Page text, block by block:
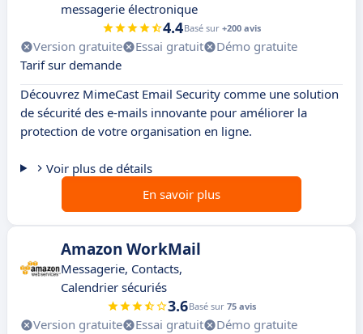
messagerie électronique
4.4Basé sur +200 avis
Version gratuite Essai gratuit
Démo gratuite
Tarif sur demande
Découvrez MimeCast Email Security comme une solution
de sécurité des e-mails innovante pour améliorer la
protection de votre organisation en ligne.
Voir plus de détails
En savoir plus
Amazon WorkMail
Messagerie, Contacts,
Calendrier sécuriés
3.6Basé sur 75 avis
Version gratuite Essai gratuit
Démo gratuite